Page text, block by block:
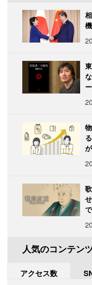
人気のコンテン
アクセス数